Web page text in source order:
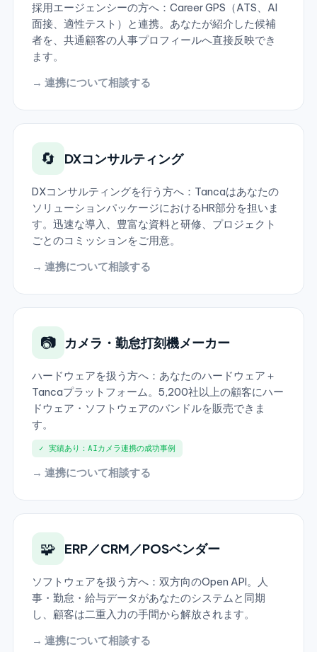
採用エージェンシーの方へ：Career GPS（ATS、AI
面接、適性テスト）と連携。あなたが紹介した候補
者を、共通顧客の人事プロフィールへ直接反映でき
ます。
→ 連携について相談する
🔄 DXコンサルティング
DXコンサルティングを行う方へ：Tancaはあなたの
ソリューションパッケージにおけるHR部分を担いま
す。迅速な導入、豊富な資料と研修、プロジェクト
ごとのコミッションをご用意。
→ 連携について相談する
📷 カメラ・勤怠打刻機メーカー
ハードウェアを扱う方へ：あなたのハードウェア＋
Tancaプラットフォーム。5,200社以上の顧客にハー
ドウェア・ソフトウェアのバンドルを販売できま
す。
✓ 実績あり：AIカメラ連携の成功事例
→ 連携について相談する
🧩 ERP／CRM／POSベンダー
ソフトウェアを扱う方へ：双方向のOpen API。人
事・勤怠・給与データがあなたのシステムと同期
し、顧客は二重入力の手間から解放されます。
→ 連携について相談する